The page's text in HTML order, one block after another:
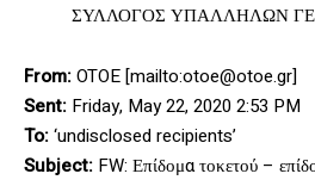
ΣΥΛΛΟΓΟΣ ΥΠΑΛΛΗΛΩΝ
From:OTOE [mailto:otoe@otoe.gr]
Sent: Friday, May 22, 2020 2:53 PM
To:‘undisclosed recipients’
Subject: FW: Επίδομα τοκετού –